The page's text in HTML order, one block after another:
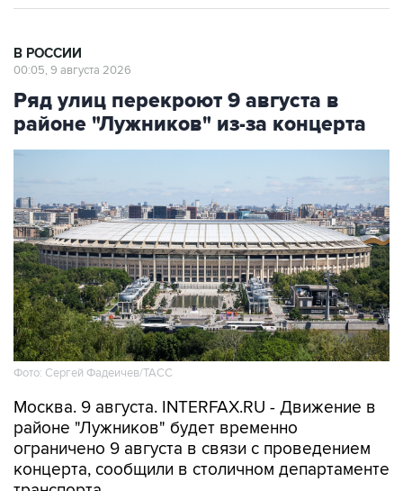
В РОССИИ
00:05, 9 августа 2026
Ряд улиц перекроют 9 августа в
районе "Лужников" из-за концерта
Фото: Сергей Фадеичев/ТАСС
Москва. 9 августа. INTERFAX.RU - Движение в
районе "Лужников" будет временно
ограничено 9 августа в связи с проведением
концерта, сообщили в столичном департаменте